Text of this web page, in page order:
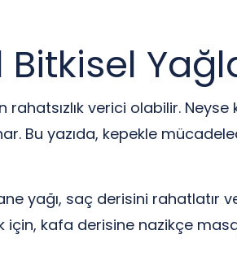
verici olabilir.
Bu yazıda, kepekle
yağı, saç derisini rahatlatır ve
için, kafa derisine nazikçe